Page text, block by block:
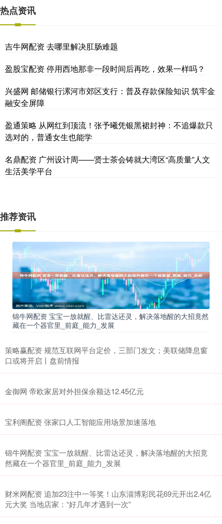
热点资讯
吉牛网配资 去哪里解决肛肠难题
盈股宝配资 停用西地那非一段时间后再吃，效果一样吗？
兴盛网 邮储银行漯河市郊区支行：普及存款保险知识 筑牢金
融安全屏障
盈通策略 从网红到顶流！张予曦凭银黑裙封神：不追爆款只
选对的，普通女生也能学
名鼎配资 广州设计周——贤士茶会铸就大湾区“高质量”人文
生活美学平台
推荐资讯
锦牛网配资 宝宝一放就醒、比雷达还灵，解决落地醒的大招竟然
藏在一个器官里_前庭_能力_发展
策略赢配资 规范互联网平台定价，三部门发文；美联储降息窗
口或将开启丨盘前情报
金御网 帝欧家居对外担保余额达12.45亿元
宝利阁配资 张家口人工智能应用场景加速落地
锦牛网配资 宝宝一放就醒、比雷达还灵，解决落地醒的大招竟
然藏在一个器官里_前庭_能力_发展
财米网配资 追加23注中一等奖！山东淄博彩民花69元开出2.4亿
元大奖 当地店家：“好几年才遇到一次”